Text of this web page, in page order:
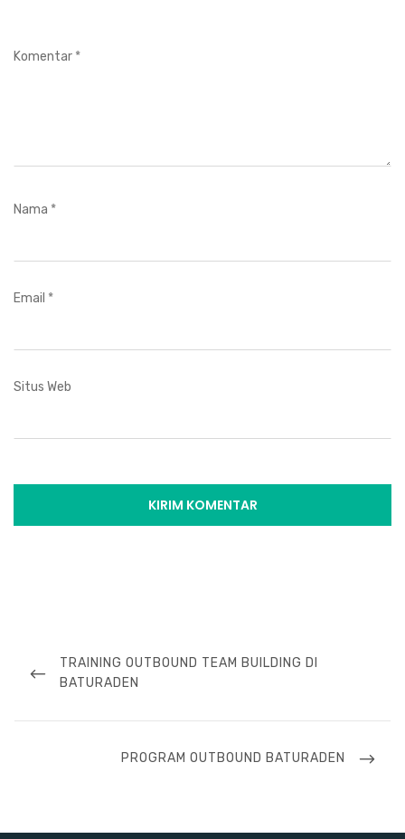
Komentar *
Nama *
Email *
Situs Web
PREVIOUS
POST
TRAINING OUTBOUND TEAM BUILDING DI
BATURADEN
NEXT
PROGRAM OUTBOUND BATURADEN